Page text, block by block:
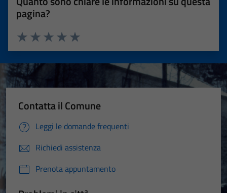
pagina?
Valuta 5 stelle su 5
Valuta 4 stelle su 5
Valuta 3 stelle su 5
Valuta 2 stelle su 5
Valuta 1 stelle su 5
Contatta il Comune
Leggi le domande frequenti
Richiedi assistenza
Prenota appuntamento